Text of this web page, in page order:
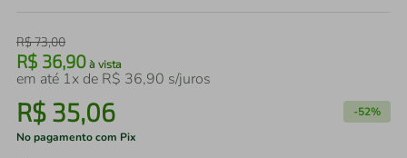
R$73,00
R$ 36,90 à vista
em até 1x de R$ 36,90 s/juros
R$ 35,06 -52%
No pagamento com Pix